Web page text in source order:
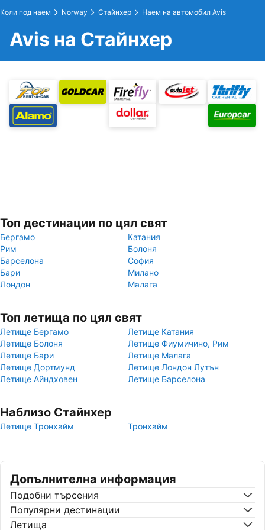
Коли под наем Norway Стайнхер Наем на автомобил Avis
Avis на Стайнхер
Топ дестинации по цял свят
Бергамо
Катания
Рим
Болоня
Барселона
София
Бари
Милано
Лондон
Малага
Топ летища по цял свят
Летище Бергамо
Летище Катания
Летище Болоня
Летище Фиумичино, Рим
Летище Бари
Летище Малага
Летище Дортмунд
Летище Лондон Лутън
Летище Айндховен
Летище Барселона
Наблизо Стайнхер
Летище Тронхайм Тронхайм
Допълнителна информация
Подобни търсения
Популярни дестинации
Летища